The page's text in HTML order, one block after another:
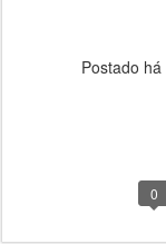
Postado há
0